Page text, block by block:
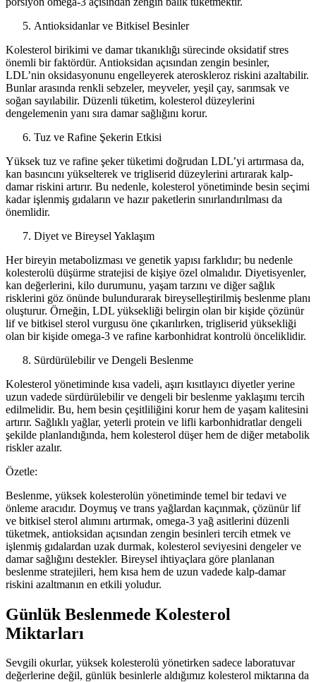
Antioksidanlar ve Bitkisel Besinler
Kolesterol birikimi ve damar tıkanıklığı sürecinde oksidatif stres
önemli bir faktördür. Antioksidan açısından zengin besinler,
LDL’nin oksidasyonunu engelleyerek ateroskleroz riskini azaltabilir.
Bunlar arasında renkli sebzeler, meyveler, yeşil çay, sarımsak ve
soğan sayılabilir. Düzenli tüketim, kolesterol düzeylerini
dengelemenin yanı sıra damar sağlığını korur.
Tuz ve Rafine Şekerin Etkisi
Yüksek tuz ve rafine şeker tüketimi doğrudan LDL’yi artırmasa da,
kan basıncını yükselterek ve trigliserid düzeylerini artırarak kalp-
damar riskini artırır. Bu nedenle, kolesterol yönetiminde besin seçimi
kadar işlenmiş gıdaların ve hazır paketlerin sınırlandırılması da
önemlidir.
Diyet ve Bireysel Yaklaşım
Her bireyin metabolizması ve genetik yapısı farklıdır; bu nedenle
kolesterolü düşürme stratejisi de kişiye özel olmalıdır. Diyetisyenler,
kan değerlerini, kilo durumunu, yaşam tarzını ve diğer sağlık
risklerini göz önünde bulundurarak bireyselleştirilmiş beslenme planı
oluşturur. Örneğin, LDL yüksekliği belirgin olan bir kişide çözünür
lif ve bitkisel sterol vurgusu öne çıkarılırken, trigliserid yüksekliği
olan bir kişide omega-3 ve rafine karbonhidrat kontrolü önceliklidir.
Sürdürülebilir ve Dengeli Beslenme
Kolesterol yönetiminde kısa vadeli, aşırı kısıtlayıcı diyetler yerine
uzun vadede sürdürülebilir ve dengeli bir beslenme yaklaşımı tercih
edilmelidir. Bu, hem besin çeşitliliğini korur hem de yaşam kalitesini
artırır. Sağlıklı yağlar, yeterli protein ve lifli karbonhidratlar dengeli
şekilde planlandığında, hem kolesterol düşer hem de diğer metabolik
riskler azalır.
Özetle:
Beslenme, yüksek kolesterolün yönetiminde temel bir tedavi ve
önleme aracıdır. Doymuş ve trans yağlardan kaçınmak, çözünür lif
ve bitkisel sterol alımını artırmak, omega-3 yağ asitlerini düzenli
tüketmek, antioksidan açısından zengin besinleri tercih etmek ve
işlenmiş gıdalardan uzak durmak, kolesterol seviyesini dengeler ve
damar sağlığını destekler. Bireysel ihtiyaçlara göre planlanan
beslenme stratejileri, hem kısa hem de uzun vadede kalp-damar
riskini azaltmanın en etkili yoludur.
Günlük Beslenmede Kolesterol
Miktarları
Sevgili okurlar, yüksek kolesterolü yönetirken sadece laboratuvar
değerlerine değil, günlük besinlerle aldığımız kolesterol miktarına da